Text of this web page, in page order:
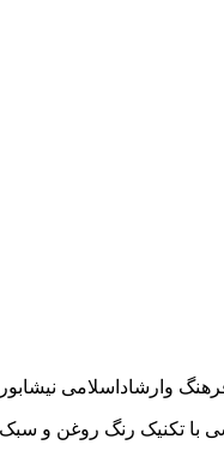
وارشاداسلامی